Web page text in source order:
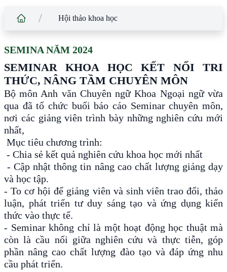
/ Hội thảo khoa học
SEMINA NĂM 2024
SEMINAR KHOA HỌC KẾT NỐI TRI
THỨC, NÂNG TẦM CHUYÊN MÔN
Bộ môn Anh văn Chuyên ngữ Khoa Ngoại ngữ vừa
qua đã tổ chức buổi báo cáo Seminar chuyên môn,
nơi các giảng viên trình bày những nghiên cứu mới
nhất,
Mục tiêu chương trình:
- Chia sẻ kết quả nghiên cứu khoa học mới nhất
- Cập nhật thông tin nâng cao chất lượng giảng dạy
và học tập.
- To cơ hội để giảng viên và sinh viên trao đổi, thảo
luận, phát triển tư duy sáng tạo và ứng dụng kiến
thức vào thực tế.
- Seminar không chỉ là một hoạt động học thuật mà
còn là cầu nối giữa nghiên cứu và thực tiễn, góp
phần nâng cao chất lượng đào tạo và đáp ứng nhu
cầu phát triển.